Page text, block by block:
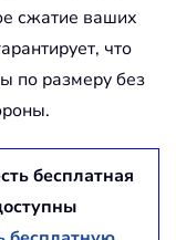
сжатие ваших
что
по размеру без
бесплатная